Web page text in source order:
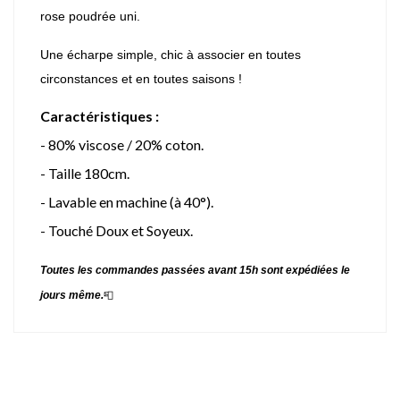
rose poudrée uni.
Une écharpe simple, chic à associer en toutes
circonstances et en toutes saisons !
Caractéristiques :
- 80% viscose / 20% coton.
- Taille 180cm.
- Lavable en machine (à 40°).
- Touché Doux et Soyeux.
Toutes les commandes passées avant 15h sont expédiées le
jours même.📮